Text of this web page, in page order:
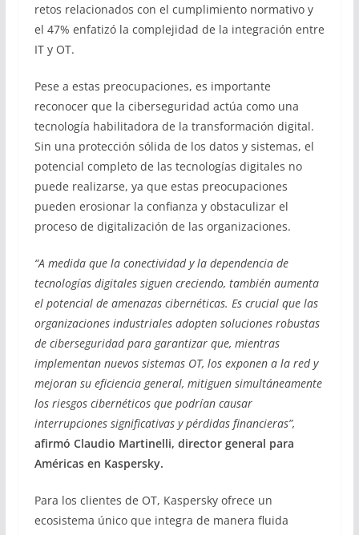
retos relacionados con el cumplimiento normativo y
el 47% enfatizó la complejidad de la integración entre
IT y OT.
Pese a estas preocupaciones, es importante
reconocer que la ciberseguridad actúa como una
tecnología habilitadora de la transformación digital.
Sin una protección sólida de los datos y sistemas, el
potencial completo de las tecnologías digitales no
puede realizarse, ya que estas preocupaciones
pueden erosionar la confianza y obstaculizar el
proceso de digitalización de las organizaciones.
“A medida que la conectividad y la dependencia de
tecnologías digitales siguen creciendo, también aumenta
el potencial de amenazas cibernéticas. Es crucial que las
organizaciones industriales adopten soluciones robustas
de ciberseguridad para garantizar que, mientras
implementan nuevos sistemas OT, los exponen a la red y
mejoran su eficiencia general, mitiguen simultáneamente
los riesgos cibernéticos que podrían causar
interrupciones significativas y pérdidas financieras”,
afirmó Claudio Martinelli, director general para
Américas en Kaspersky.
Para los clientes de OT, Kaspersky ofrece un
ecosistema único que integra de manera fluida